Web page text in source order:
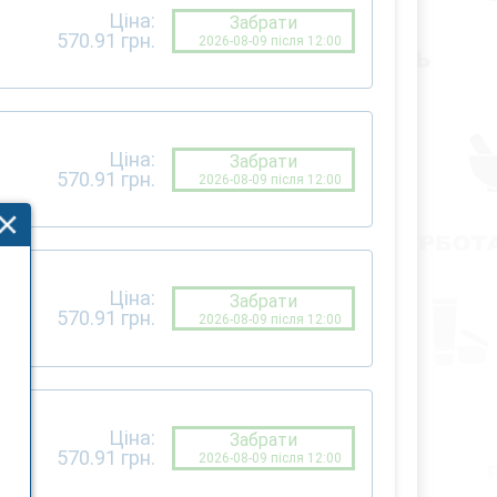
Ціна:
570.91 грн.
Забрати
2026-08-09 після 12:00
Ціна:
570.91 грн.
Забрати
2026-08-09 після 12:00
Ціна:
570.91 грн.
Забрати
2026-08-09 після 12:00
Ціна:
570.91 грн.
Забрати
2026-08-09 після 12:00